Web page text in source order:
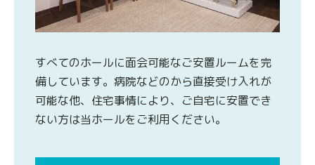
すべてのホールに面会可能なご安置ルームを完
備しています。病院などのから直接受け入れが
可能な他、住宅事情により、ご自宅に安置でき
ない方は当ホールをご利用ください。